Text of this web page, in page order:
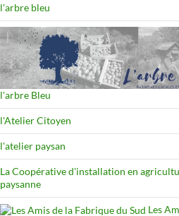
l'arbre bleu
l'arbre Bleu
l'Atelier Citoyen
l'atelier paysan
La Coopérative d'installation en
paysanne
Les